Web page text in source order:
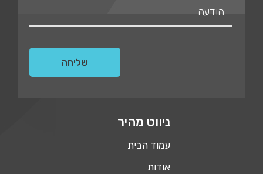
ניווט מהיר
עמוד הבית
אודות